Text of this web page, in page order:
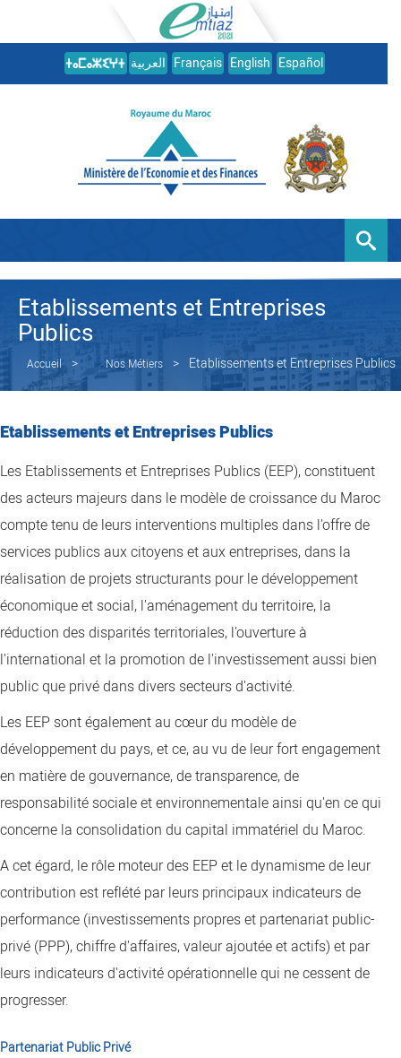
العربية Français English Español
Etablissements et Entreprises
Publics
Accueil Nos Métiers Etablissements et Entreprises Publics
Etablissements et Entreprises Publics
Les Etablissements et Entreprises Publics (EEP), constituent
des acteurs majeurs dans le modèle de croissance du Maroc
compte tenu de leurs interventions multiples dans l'offre de
services publics aux citoyens et aux entreprises, dans la
réalisation de projets structurants pour le développement
économique et social, l'aménagement du territoire, la
réduction des disparités territoriales, l'ouverture à
l'international et la promotion de l'investissement aussi bien
public que privé dans divers secteurs d'activité.
Les EEP sont également au cœur du modèle de
développement du pays, et ce, au vu de leur fort engagement
en matière de gouvernance, de transparence, de
responsabilité sociale et environnementale ainsi qu'en ce qui
concerne la consolidation du capital immatériel du Maroc.
A cet égard, le rôle moteur des EEP et le dynamisme de leur
contribution est reflété par leurs principaux indicateurs de
performance (investissements propres et partenariat public-
privé (PPP), chiffre d'affaires, valeur ajoutée et actifs) et par
leurs indicateurs d'activité opérationnelle qui ne cessent de
progresser.
Partenariat Public Privé